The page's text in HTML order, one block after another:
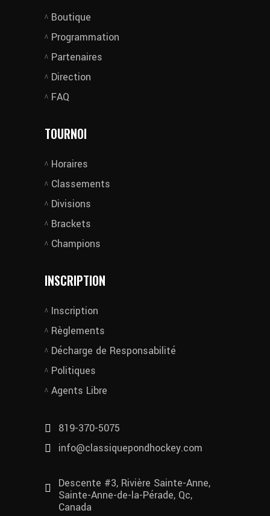
Boutique
Programmation
Partenaires
Direction
FAQ
TOURNOI
Horaires
Classements
Divisions
Brackets
Champions
INSCRIPTION
Inscription
Règlements
Décharge de Responsabilité
Politiques
Agents Libre
819-370-5075
info@classiquepondhockey.com
Descente #3, Rivière Sainte-Anne,
Sainte-Anne-de-la-Pérade, Qc,
Canada